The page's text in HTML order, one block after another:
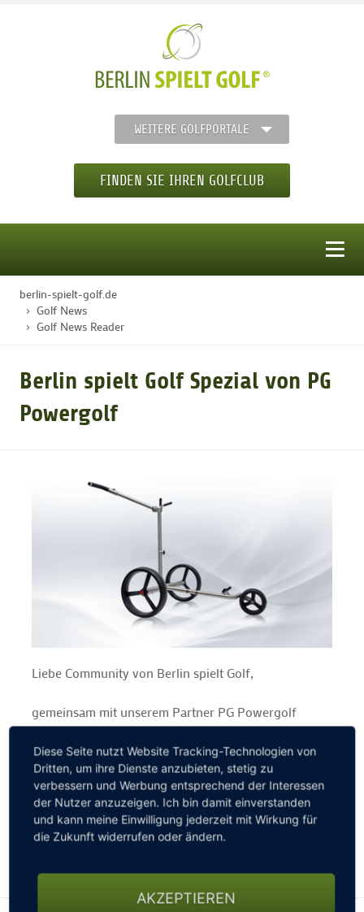
WEITERE GOLFPORTALE
FINDEN SIE IHREN GOLFCLUB
STARTSEITE
GOLFTURNIERE
GOLFHOTELS
berlin-spielt-golf.de
Golf News
Golf News Reader
Berlin spielt Golf Spezial von PG
Powergolf
Liebe Community von Berlin spielt Golf,
gemeinsam mit unserem Partner PG Powergolf
übersenden wir Euch zwei interessante Angebote.
Nitro flat Steel
mit Booster-Akku (bis zu 45 Loch) inkl. verstellbarer
Schirmhalter Edelstahl, UV- Schirm, Scorecard-Halter
und Tragetasche – List Preis 2.819,00 €
Diese Seite nutzt Website Tracking-Technologien von
Dritten, um ihre Dienste anzubieten, stetig zu
verbessern und Werbung entsprechend der Interessen
der Nutzer anzuzeigen. Ich bin damit einverstanden
und kann meine Einwilligung jederzeit mit Wirkung für
die Zukunft widerrufen oder ändern.
AKZEPTIEREN